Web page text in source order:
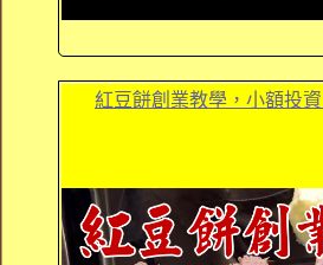
紅豆餅創業教學，小額投